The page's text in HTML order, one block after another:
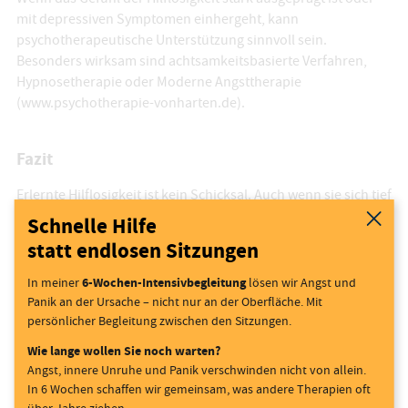
mit depressiven Symptomen einhergeht, kann
psychotherapeutische Unterstützung sinnvoll sein.
Besonders wirksam sind achtsamkeitsbasierte Verfahren,
Hypnosetherapie oder Moderne Angsttherapie
(www.psychotherapie-vonharten.de).
Fazit
Erlernte Hilflosigkeit ist kein Schicksal. Auch wenn sie sich tief
einprägen kann, gibt es bewährte Wege, die eigene
Wirksamkeit zurückzuerlangen. Der erste Schritt ist oft, sich
das Muster bewusst zu machen und sich Unterstützung zu
holen – denn gemeinsam gelingt der Weg heraus leichter.
Quellen
Abramson, L. Y., Seligman, M. E. P., & Teasdale, J. D. (1978).
Learned helplessness in humans: Critique and
Schnelle Hilfe
statt endlosen Sitzungen
In meiner6-Wochen-Intensivbegleitunglösen wir Angst und
Panik an der Ursache – nicht nur an der Oberfläche. Mit
persönlicher Begleitung zwischen den Sitzungen.
Wie lange wollen Sie noch warten?
Angst, innere Unruhe und Panik verschwinden nicht von allein.
In 6 Wochen schaffen wir gemeinsam, was andere Therapien oft